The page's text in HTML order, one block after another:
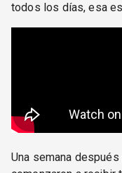
todos los días, esa
Una semana